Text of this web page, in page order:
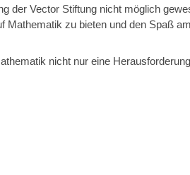
der Vector Stiftung nicht möglich
zu bieten und den Spaß
nicht nur eine